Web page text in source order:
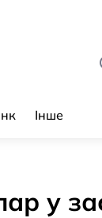
Інше
у